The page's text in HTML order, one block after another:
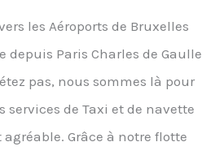
les Aéroports de Bruxelles
depuis Paris Charles de Gaulle
pas, nous sommes là pour
services de Taxi et de navette
Grâce à notre flotte